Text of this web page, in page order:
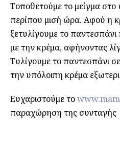
Τοποθετούμε το μείγμα στο
περίπου μισή ώρα. Αφού η
ξετυλίγουμε το παντεσπάνι
με την κρέμα, αφήνοντας
Τυλίγουμε το παντεσπάνι
την υπόλοιπη κρέμα
Ευχαριστούμε το
παραχώρηση της συνταγής